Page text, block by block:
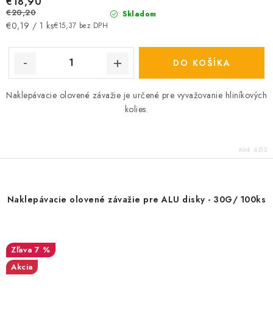
Skladom
€15,37 bez DPH
€20,20
Jednotková
€0,19 / 1 ks
DO KOŠÍKA
Naklepávacie olovené závažie je určené pre vyvažovanie hliníkových
kolies.
Kód: 6312
Naklepávacie olovené závažie pre ALU disky - 30G/ 100ks
7 %
Akcia